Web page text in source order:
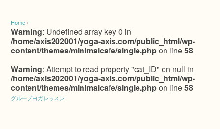
Home ›
Warning: Undefined array key 0 in
/home/axis202001/yoga-axis.com/public_html/wp-
content/themes/minimalcafe/single.phpon line58
Warning: Attempt to read property "cat_ID" on null in
/home/axis202001/yoga-axis.com/public_html/wp-
content/themes/minimalcafe/single.phpon line58
グループヨガレッスン